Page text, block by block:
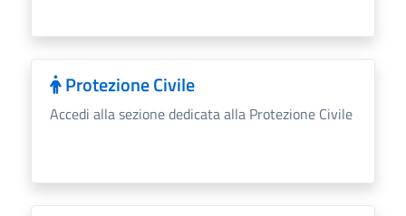
Protezione Civile
Accedi alla sezione dedicata alla Protezione Civile